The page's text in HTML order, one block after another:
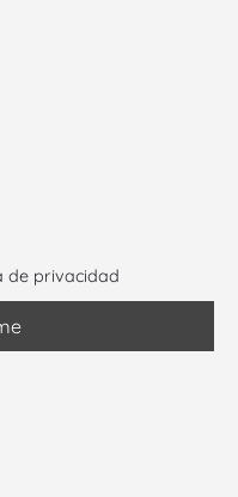
de privacidad